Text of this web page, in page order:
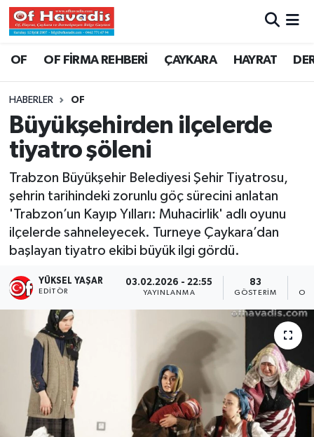
OF OF FİRMA REHBERİ ÇAYKARA HAYRAT
HABERLER OF
Büyükşehirden ilçelerde
tiyatro şöleni
Trabzon Büyükşehir Belediyesi Şehir Tiyatrosu,
şehrin tarihindeki zorunlu göç sürecini anlatan
'Trabzon’un Kayıp Yılları: Muhacirlik' adlı oyunu
ilçelerde sahneleyecek. Turneye Çaykara’dan
başlayan tiyatro ekibi büyük ilgi gördü.
YÜKSEL YAŞAR
EDITÖR
03.02.2026 - 22:55
YAYINLANMA
83
GÖSTERIM
Trabzon Nöbetçi Eczaneler
Trabzon Namaz Vakitleri
Trabzon Trafik Yoğunluk Haritası
Süper Lig Puan Durumu ve Fikstür
Tüm Manşetler